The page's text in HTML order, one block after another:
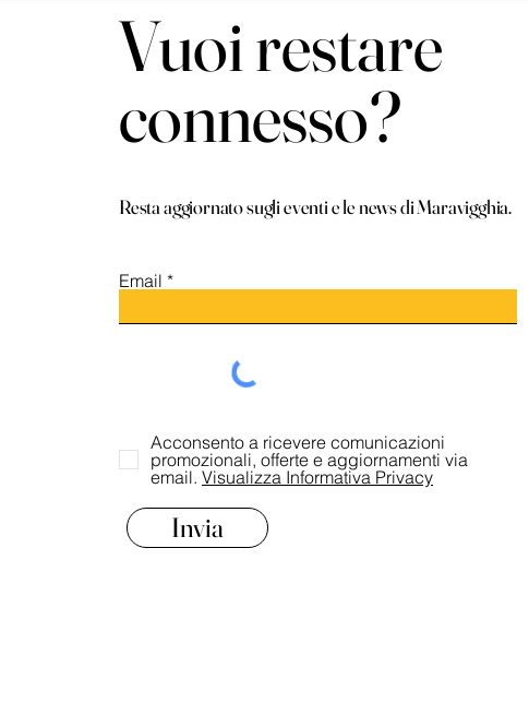
Vuoi restare
connesso?
Resta aggiornato sugli eventi e le news di Maravigghia.
Email
Acconsento a ricevere comunicazioni
promozionali, offerte e aggiornamenti via
email. Visualizza Informativa Privacy
Invia